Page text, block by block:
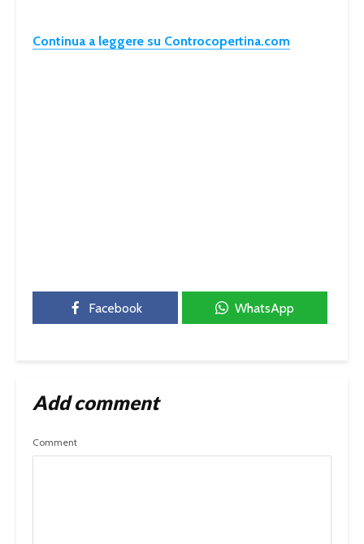
Continua a leggere su Controcopertina.com
Facebook WhatsApp
Add comment
Comment